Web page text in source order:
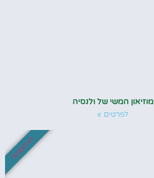
מוזיאון המשי של ולנסיה
לפרטים »
לא לפספס!